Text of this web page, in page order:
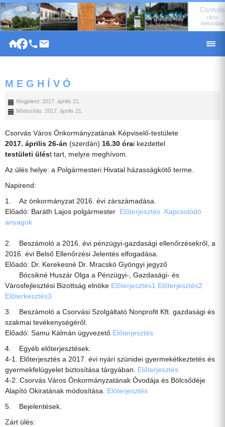
|
M E G H Í V Ó
Megjelent: 2017. április 21.
Módosítás: 2017. április 21.
Csorvás Város Önkormányzatának Képviselő-testülete
2017. április 26-án (szerdán) 16.30 órai kezdettel
testületi ülést tart, melyre meghívom.
Az ülés helye: a Polgármesteri Hivatal házasságkötő terme.
Napirend:
1. Az önkormányzat 2016. évi zárszámadása.
Előadó: Baráth Lajos polgármester Előterjesztés Kapcsolódó
anyagok
2. Beszámoló a 2016. évi pénzügyi-gazdasági ellenőrzésekről, a
2016. évi Belső Ellenőrzési Jelentés elfogadása.
Előadó: Dr. Kerekesné Dr. Mracskó Gyöngyi jegyző
Bócsikné Huszár Olga a Pénzügyi-, Gazdasági- és
Városfejlesztési Bizottság elnöke Előterjesztés1 Előterjesztés2
Előterkesztés3
3. Beszámoló a Csorvási Szolgáltató Nonprofit Kft. gazdasági és
szakmai tevékenységéről.
Előadó: Samu Kálmán ügyvezető Előterjesztés
4. Egyéb előterjesztések.
4-1. Előterjesztés a 2017. évi nyári szünidei gyermekétkeztetés és
gyermekfelügyelet biztosítása tárgyában. Előterjesztés
4-2. Csorvás Város Önkormányzatának Óvodája és Bölcsődéje
Alapító Okiratának módosítása. Előterjesztés
5. Bejelentések.
Zárt ülés: